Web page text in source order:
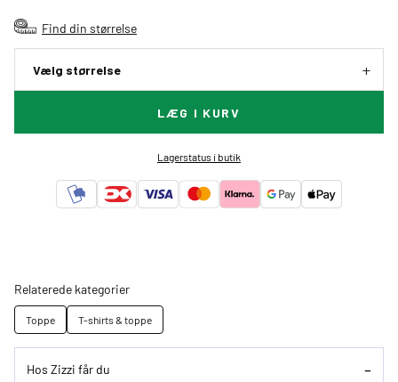
Find din størrelse
Vælg størrelse
LÆG I KURV
Lagerstatus i butik
Relaterede kategorier
Toppe T-shirts & toppe
Hos Zizzi får du